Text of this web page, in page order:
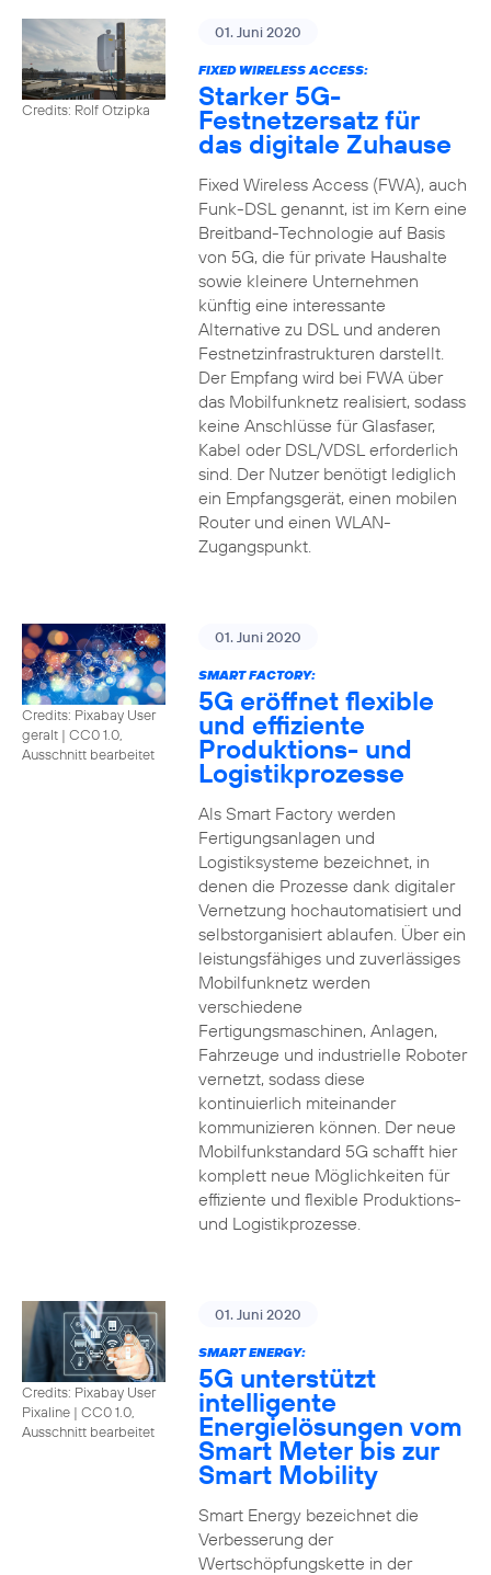
Credits: Rolf Otzipka
01. Juni 2020
FIXED WIRELESS ACCESS:
Starker 5G-
Festnetzersatz für
das digitale Zuhause
Fixed Wireless Access (FWA), auch
Funk-DSL genannt, ist im Kern eine
Breitband-Technologie auf Basis
von 5G, die für private Haushalte
sowie kleinere Unternehmen
künftig eine interessante
Alternative zu DSL und anderen
Festnetzinfrastrukturen darstellt.
Der Empfang wird bei FWA über
das Mobilfunknetz realisiert, sodass
keine Anschlüsse für Glasfaser,
Kabel oder DSL/VDSL erforderlich
sind. Der Nutzer benötigt lediglich
ein Empfangsgerät, einen mobilen
Router und einen WLAN-
Zugangspunkt.
Credits: Pixabay User
geralt | CC0 1.0,
Ausschnitt bearbeitet
01. Juni 2020
SMART FACTORY:
5G eröffnet flexible
und effiziente
Produktions- und
Logistikprozesse
Als Smart Factory werden
Fertigungsanlagen und
Logistiksysteme bezeichnet, in
denen die Prozesse dank digitaler
Vernetzung hochautomatisiert und
selbstorganisiert ablaufen. Über ein
leistungsfähiges und zuverlässiges
Mobilfunknetz werden
verschiedene
Fertigungsmaschinen, Anlagen,
Fahrzeuge und industrielle Roboter
vernetzt, sodass diese
kontinuierlich miteinander
kommunizieren können. Der neue
Mobilfunkstandard 5G schafft hier
komplett neue Möglichkeiten für
effiziente und flexible Produktions-
und Logistikprozesse.
Credits: Pixabay User
Pixaline | CC0 1.0,
Ausschnitt bearbeitet
01. Juni 2020
SMART ENERGY:
5G unterstützt
intelligente
Energielösungen vom
Smart Meter bis zur
Smart Mobility
Smart Energy bezeichnet die
Verbesserung der
Wertschöpfungskette in der